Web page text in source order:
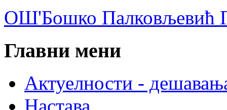
ОШ'Бошко Палковљевић
Главни мени
Актуелности -